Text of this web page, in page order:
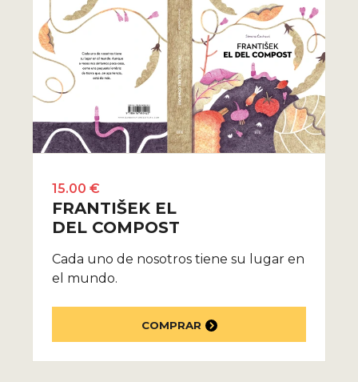
15.00 €
FRANTIŠEK EL
DEL COMPOST
Cada uno de nosotros tiene su lugar en
el mundo.
COMPRAR